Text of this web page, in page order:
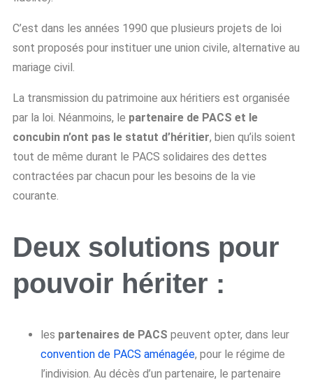
C’est dans les années 1990 que plusieurs projets de loi
sont proposés pour instituer une union civile, alternative au
mariage civil.
La transmission du patrimoine aux héritiers est organisée
par la loi. Néanmoins, le partenaire de PACS et le
concubin n’ont pas le statut d’héritier, bien qu’ils soient
tout de même durant le PACS solidaires des dettes
contractées par chacun pour les besoins de la vie
courante.
Deux solutions pour
pouvoir hériter :
les partenaires de PACS peuvent opter, dans leur
convention de PACS aménagée, pour le régime de
l’indivision. Au décès d’un partenaire, le partenaire